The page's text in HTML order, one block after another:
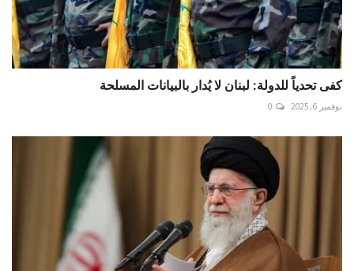
كفى تحدياً للدولة: لبنان لا يُدار بالبيانات المسلحة
نوفمبر 6, 2025 0